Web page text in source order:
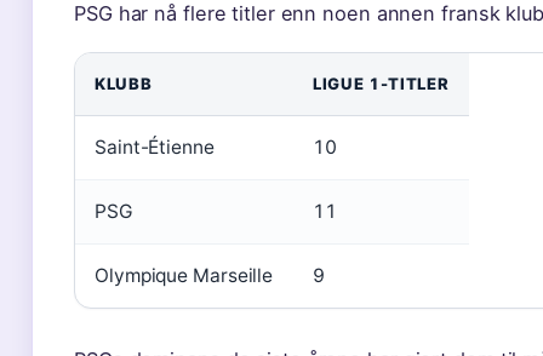
PSG har nå flere titler enn noen annen fransk
KLUBB LIGUE 1-TITLER
Saint-Étienne 10
PSG 11
Olympique Marseille 9